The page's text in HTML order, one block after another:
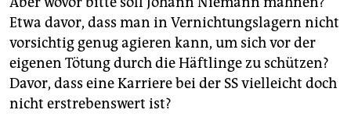
Etwa davor, dass man in Vernichtungslagern nicht
vorsichtig genug agieren kann, um sich vor der
eigenen Tötung durch die Häftlinge zu schützen?
Davor, dass eine Karriere bei der SS vielleicht doch
nicht erstrebenswert ist?